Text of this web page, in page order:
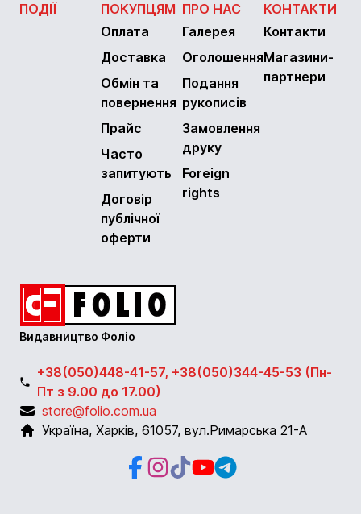
ПОДІЇ
ПОКУПЦЯМ
Оплата
Доставка
Обмін та
повернення
Прайс
Часто
запитують
Договір
публічної
оферти
ПРО НАС
Галерея
Оголошення
Подання
рукописів
Замовлення
друку
Foreign
rights
КОНТАКТИ
Контакти
Магазини-
партнери
Видавництво Фоліо
+38(050)448-41-57, +38(050)344-45-53 (Пн-
Пт з 9.00 до 17.00)
store@folio.com.ua
Україна, Харків, 61057, вул.Римарська 21-А
Facebook
Instagram
Instagram
YoutubeTelegram